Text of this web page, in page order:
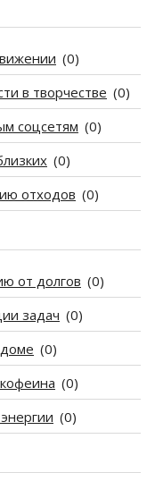
(0)
в творчестве (0)
соцсетям (0)
(0)
отходов (0)
от долгов (0)
задач (0)
(0)
(0)
(0)